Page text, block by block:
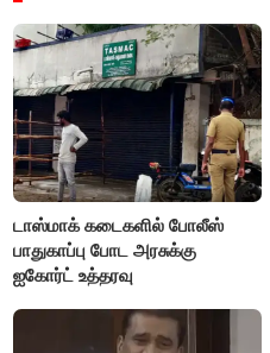
டாஸ்மாக் கடைகளில் போலீஸ்
பாதுகாப்பு போட அரசுக்கு
ஐகோர்ட் உத்தரவு